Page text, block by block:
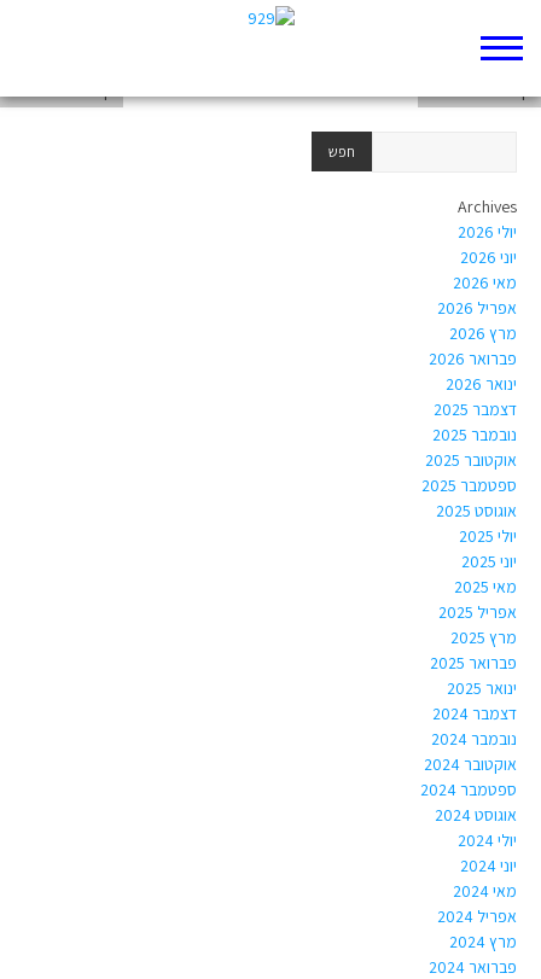
Archives
יולי 2026
יוני 2026
מאי 2026
אפריל 2026
מרץ 2026
פברואר 2026
ינואר 2026
דצמבר 2025
נובמבר 2025
אוקטובר 2025
ספטמבר 2025
אוגוסט 2025
יולי 2025
יוני 2025
מאי 2025
אפריל 2025
מרץ 2025
פברואר 2025
ינואר 2025
דצמבר 2024
נובמבר 2024
אוקטובר 2024
ספטמבר 2024
אוגוסט 2024
יולי 2024
יוני 2024
מאי 2024
אפריל 2024
מרץ 2024
פברואר 2024